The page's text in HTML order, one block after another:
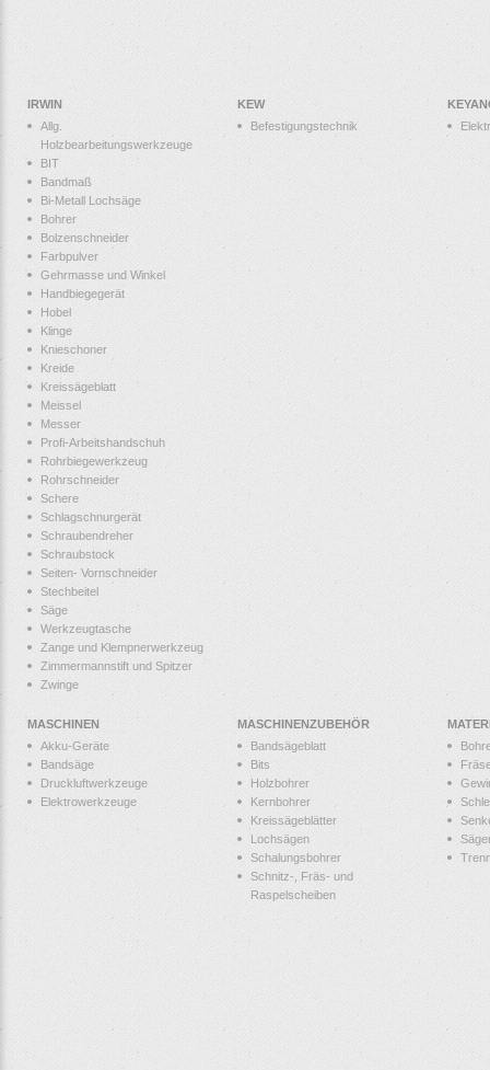
IRWIN
Allg.
Holzbearbeitungswerkzeuge
BIT
Bandmaß
Bi-Metall Lochsäge
Bohrer
Bolzenschneider
Farbpulver
Gehrmasse und Winkel
Handbiegegerät
Hobel
Klinge
Knieschoner
Kreide
Kreissägeblatt
Meissel
Messer
Profi-Arbeitshandschuh
Rohrbiegewerkzeug
Rohrschneider
Schere
Schlagschnurgerät
Schraubendreher
Schraubstock
Seiten- Vornschneider
Stechbeitel
Säge
Werkzeugtasche
Zange und Klempnerwerkzeug
Zimmermannstift und Spitzer
Zwinge
KEW
Befestigungstechnik
MASCHINEN
Akku-Geräte
Bandsäge
Druckluftwerkzeuge
Elektrowerkzeuge
MASCHINENZUBEHÖR
Bandsägeblatt
Bits
Holzbohrer
Kernbohrer
Kreissägeblätter
Lochsägen
Schalungsbohrer
Schnitz-, Fräs- und
Raspelscheiben